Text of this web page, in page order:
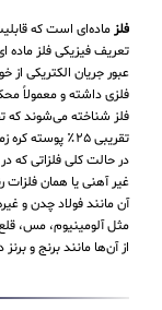
فلزماده‌ای است که
عبور جریان الکتریکی از
فلز شناخته می‌شوند که
تقریبی ۲۵٪ پوسته کره زمین را فلزات تشکیل می‌دهند
در حالت کلی فلزاتی که
غیر آهنی یا همان فلزات
آن مانند فولاد چدن و
مثل آلومینیوم، مس،
از آن‌ها مانند برنج و